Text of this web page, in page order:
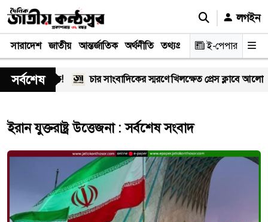
লগইন
সারাদেশ জাতীয় আন্তর্জাতিক অর্থনীতি তথ্যপ্রযুক্তি স্বাস্থ্য আইন-
ই-পেপার
সর্বশেষ
বাণিজ্য! চার সাংবাদিকের স্মরণে খিলক্ষেত প্রেস ক্লাবে
ইরান যুক্তরাষ্ট্র উত্তেজনা : সর্বশেষ সংবাদ